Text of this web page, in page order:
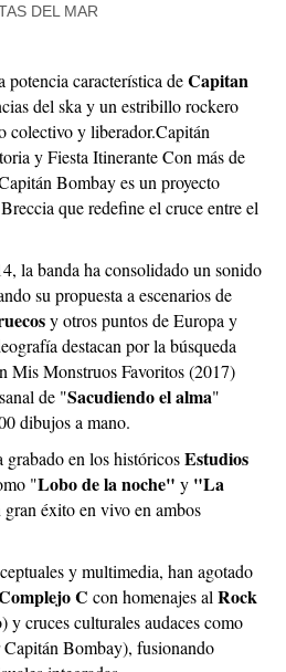
DEL MAR
potencia característica deCapitan
del ska y un estribillo rockero
colectivo y liberador.Capitán
y Fiesta Itinerante Con más de
Bombay es un proyecto
que redefine el cruce entre el
la banda ha consolidado un sonido
su propuesta a escenarios de
y otros puntos de Europa y
destacan por la búsqueda
Mis Monstruos Favoritos (2017)
de "Sacudiendo el alma"
dibujos a mano.
grabado en los históricosEstudios
"Lobo de la noche" y "La
éxito en vivo en ambos
y multimedia, han agotado
C con homenajes al Rock
y cruces culturales audaces como
Bombay), fusionando